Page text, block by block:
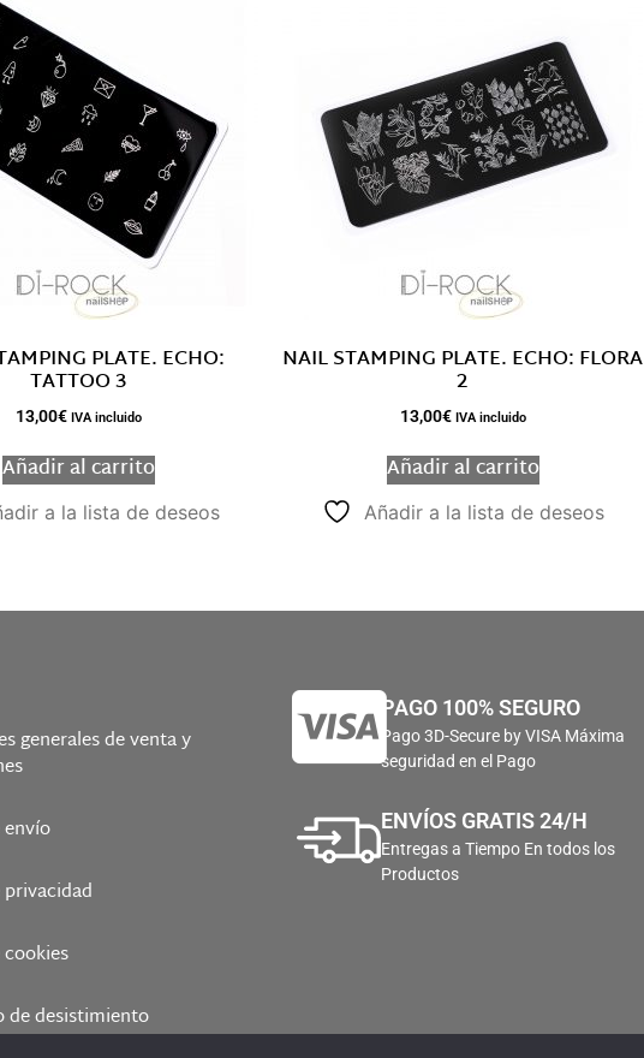
PLATE. ECHO:
TATTOO 3
13,00€ IVA incluido
Añadir al carrito
a la lista de deseos
NAIL STAMPING PLATE. ECHO: FLORA
2
13,00€ IVA incluido
Añadir al carrito
Añadir a la lista de deseos
generales de venta y
de desistimiento
PAGO 100% SEGURO
Pago 3D-Secure by VISA Máxima
seguridad en el Pago
ENVÍOS GRATIS 24/H
Entregas a Tiempo En todos los
Productos